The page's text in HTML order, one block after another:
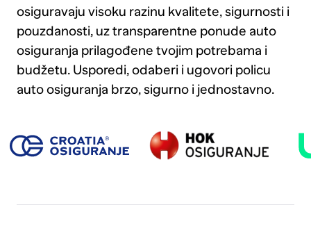
osiguravaju visoku razinu kvalitete, sigurnosti i
pouzdanosti, uz transparentne ponude auto
osiguranja prilagođene tvojim potrebama i
budžetu. Usporedi, odaberi i ugovori policu
auto osiguranja brzo, sigurno i jednostavno.